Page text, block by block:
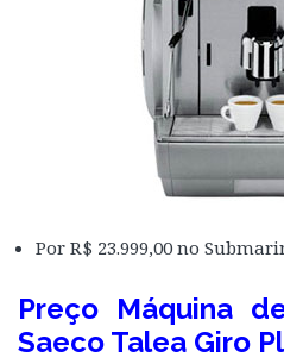
Por R$ 23.999,00 no
Preço Máquina
Saeco Talea Giro